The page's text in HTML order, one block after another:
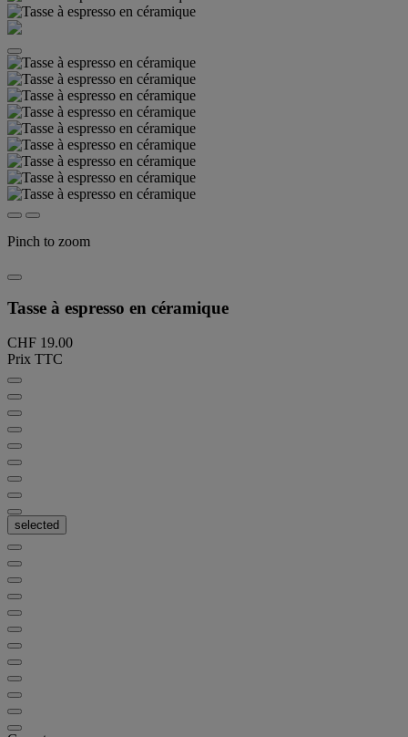
Pinch to zoom
Tasse à espresso en céramique
CHF 19.00
Prix TTC
selected